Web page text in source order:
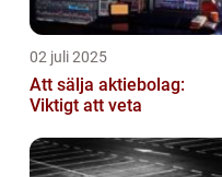
02 juli 2025
Att sälja aktiebolag:
Viktigt att veta